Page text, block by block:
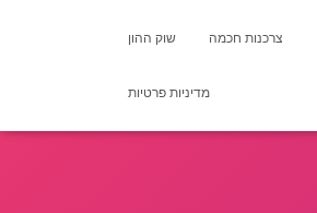
צרכנות חכמה שוק ההון
מדיניות פרטיות